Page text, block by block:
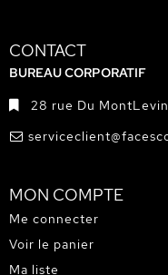
CONTACT
BUREAU CORPORATIF
28 rue Du
MON COMPTE
Me connecter
Voir le panier
Ma liste